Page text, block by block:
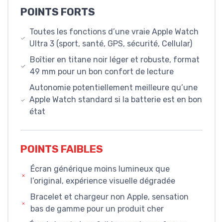
POINTS FORTS
Toutes les fonctions d’une vraie Apple Watch
Ultra 3 (sport, santé, GPS, sécurité, Cellular)
Boîtier en titane noir léger et robuste, format
49 mm pour un bon confort de lecture
Autonomie potentiellement meilleure qu’une
Apple Watch standard si la batterie est en bon
état
POINTS FAIBLES
Écran générique moins lumineux que
l’original, expérience visuelle dégradée
Bracelet et chargeur non Apple, sensation
bas de gamme pour un produit cher